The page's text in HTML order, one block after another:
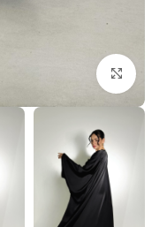
Click to enlarge